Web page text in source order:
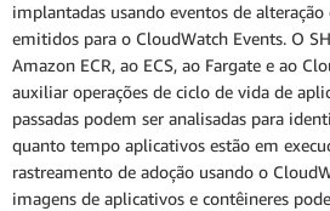
implantadas usando eventos de
emitidos para o CloudWatch Events. O
Amazon ECR, ao ECS, ao Fargate e ao
auxiliar operações de ciclo de vida de
passadas podem ser analisadas para
quanto tempo aplicativos estão em
rastreamento de adoção usando o
imagens de aplicativos e contêineres